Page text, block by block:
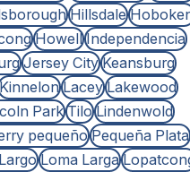
Hillsdale
Howell Independencia
Jersey City Keansburg
Kinnelon Lacey Lakewood
Park Tilo Lindenwold
pequeñoPequeña Plata
Loma Larga